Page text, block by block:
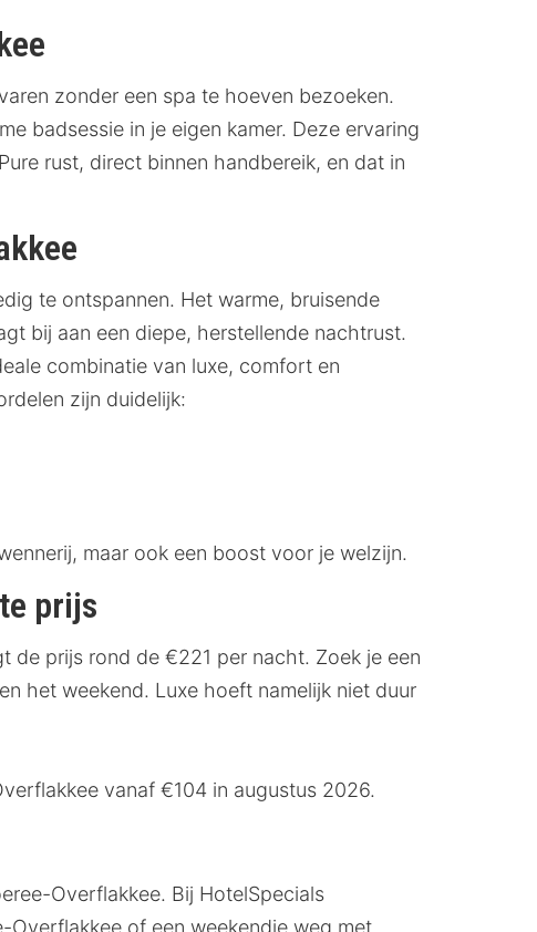
zonder een spa te hoeven bezoeken.
badsessie in je eigen kamer. Deze ervaring
rust, direct binnen handbereik, en dat in
te ontspannen. Het warme, bruisende
bij aan een diepe, herstellende nachtrust.
combinatie van luxe, comfort en
zijn duidelijk:
maar ook een boost voor je welzijn.
prijs
de prijs rond de €221 per nacht. Zoek je een
het weekend. Luxe hoeft namelijk niet duur
vanaf €104 in augustus 2026.
Overflakkee. Bij HotelSpecials
of een weekendje weg met